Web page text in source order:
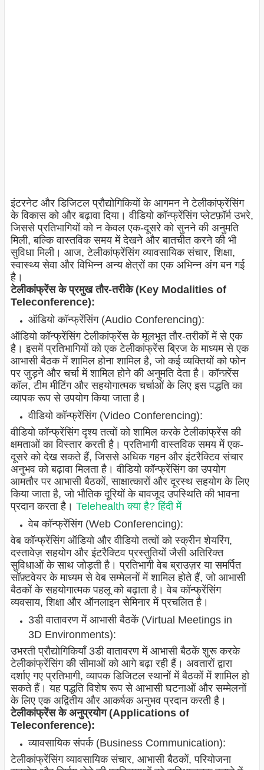
इंटरनेट और डिजिटल प्रौद्योगिकियों के आगमन ने टेलीकांफ्रेंसिंग
के विकास को और बढ़ावा दिया। वीडियो कॉन्फ्रेंसिंग प्लेटफ़ॉर्म उभरे,
जिससे प्रतिभागियों को न केवल एक-दूसरे को सुनने की अनुमति
मिली, बल्कि वास्तविक समय में देखने और बातचीत करने की भी
सुविधा मिली। आज, टेलीकांफ्रेंसिंग व्यावसायिक संचार, शिक्षा,
स्वास्थ्य सेवा और विभिन्न अन्य क्षेत्रों का एक अभिन्न अंग बन गई
है।
टेलीकांफ्रेंस के प्रमुख तौर-तरीके (Key Modalities of
Teleconference):
ऑडियो कॉन्फ्रेंसिंग (Audio Conferencing):
ऑडियो कॉन्फ्रेंसिंग टेलीकांफ्रेंस के मूलभूत तौर-तरीकों में से एक
है। इसमें प्रतिभागियों को एक टेलीकांफ्रेंस ब्रिज के माध्यम से एक
आभासी बैठक में शामिल होना शामिल है, जो कई व्यक्तियों को फोन
पर जुड़ने और चर्चा में शामिल होने की अनुमति देता है। कॉन्फ़्रेंस
कॉल, टीम मीटिंग और सहयोगात्मक चर्चाओं के लिए इस पद्धति का
व्यापक रूप से उपयोग किया जाता है।
वीडियो कॉन्फ्रेंसिंग (Video Conferencing):
वीडियो कॉन्फ्रेंसिंग दृश्य तत्वों को शामिल करके टेलीकांफ्रेंस की
क्षमताओं का विस्तार करती है। प्रतिभागी वास्तविक समय में एक-
दूसरे को देख सकते हैं, जिससे अधिक गहन और इंटरैक्टिव संचार
अनुभव को बढ़ावा मिलता है। वीडियो कॉन्फ्रेंसिंग का उपयोग
आमतौर पर आभासी बैठकों, साक्षात्कारों और दूरस्थ सहयोग के लिए
किया जाता है, जो भौतिक दूरियों के बावजूद उपस्थिति की भावना
प्रदान करता है। Telehealth क्या है? हिंदी में
वेब कॉन्फ्रेंसिंग (Web Conferencing):
वेब कॉन्फ्रेंसिंग ऑडियो और वीडियो तत्वों को स्क्रीन शेयरिंग,
दस्तावेज़ सहयोग और इंटरैक्टिव प्रस्तुतियों जैसी अतिरिक्त
सुविधाओं के साथ जोड़ती है। प्रतिभागी वेब ब्राउज़र या समर्पित
सॉफ़्टवेयर के माध्यम से वेब सम्मेलनों में शामिल होते हैं, जो आभासी
बैठकों के सहयोगात्मक पहलू को बढ़ाता है। वेब कॉन्फ्रेंसिंग
व्यवसाय, शिक्षा और ऑनलाइन सेमिनार में प्रचलित है।
3डी वातावरण में आभासी बैठकें (Virtual Meetings in
3D Environments):
उभरती प्रौद्योगिकियाँ 3डी वातावरण में आभासी बैठकें शुरू करके
टेलीकांफ्रेंसिंग की सीमाओं को आगे बढ़ा रही हैं। अवतारों द्वारा
दर्शाए गए प्रतिभागी, व्यापक डिजिटल स्थानों में बैठकों में शामिल हो
सकते हैं। यह पद्धति विशेष रूप से आभासी घटनाओं और सम्मेलनों
के लिए एक अद्वितीय और आकर्षक अनुभव प्रदान करती है।
टेलीकांफ्रेंस के अनुप्रयोग (Applications of
Teleconference):
व्यावसायिक संपर्क (Business Communication):
टेलीकांफ्रेंसिंग व्यावसायिक संचार, आभासी बैठकों, परियोजना